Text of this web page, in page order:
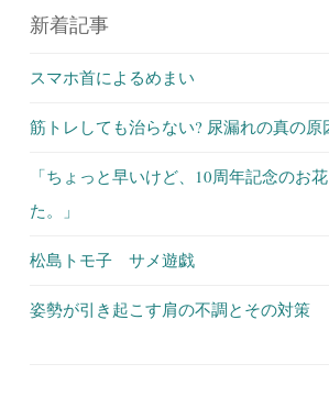
新着記事
スマホ首によるめまい
筋トレしても治らない? 尿漏れの真の原
「ちょっと早いけど、10周年記念のお
た。」
松島トモ子 サメ遊戯
姿勢が引き起こす肩の不調とその対策